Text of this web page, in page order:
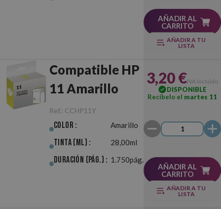
AÑADIR AL
CARRITO
AÑADIR A TU
LISTA
Compatible HP
11 Amarillo
Ref.: CCHP11Y
Color : Amarillo
Tinta (ml) : 28,00ml
Duración (pág.) : 1.750pág.
3,20 €IVA incluido
DISPONIBLE
Recíbelo el martes 11
AÑADIR AL
CARRITO
AÑADIR A TU
LISTA